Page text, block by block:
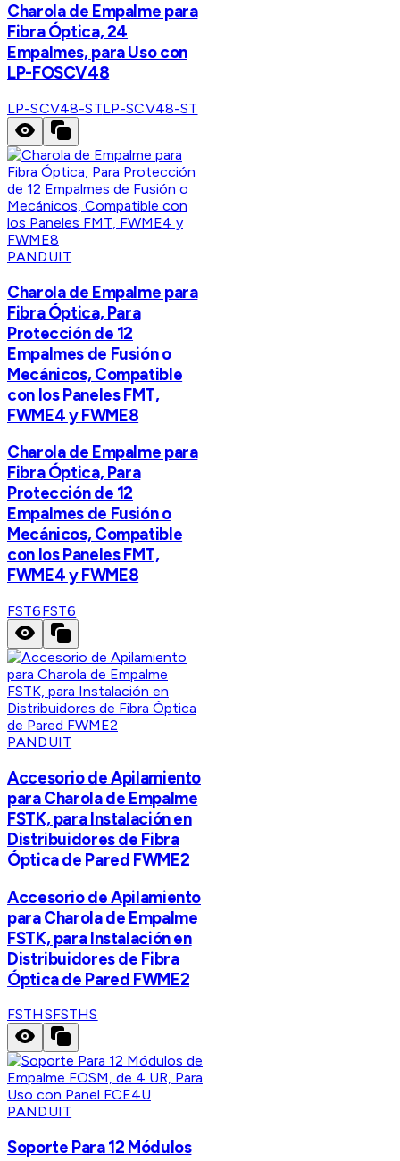
Charola de Empalme para
Fibra Óptica, 24
Empalmes, para Uso con
LP-FOSCV48
LP-SCV48-STLP-SCV48-ST
PANDUIT
Charola de Empalme para
Fibra Óptica, Para
Protección de 12
Empalmes de Fusión o
Mecánicos, Compatible
con los Paneles FMT,
FWME4 y FWME8
Charola de Empalme para
Fibra Óptica, Para
Protección de 12
Empalmes de Fusión o
Mecánicos, Compatible
con los Paneles FMT,
FWME4 y FWME8
FST6FST6
PANDUIT
Accesorio de Apilamiento
para Charola de Empalme
FSTK, para Instalación en
Distribuidores de Fibra
Óptica de Pared FWME2
Accesorio de Apilamiento
para Charola de Empalme
FSTK, para Instalación en
Distribuidores de Fibra
Óptica de Pared FWME2
FSTHSFSTHS
PANDUIT
Soporte Para 12 Módulos